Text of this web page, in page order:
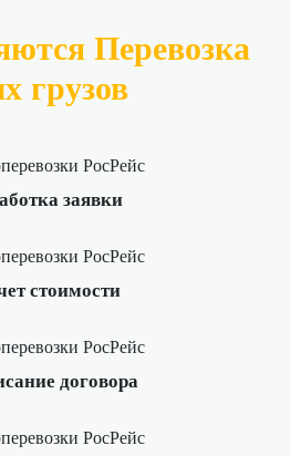
Перевозка
грузов
заявки
стоимости
договора